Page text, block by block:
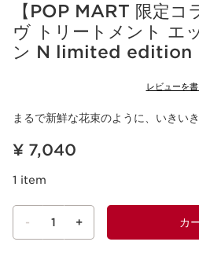
【POP MART 限定コ
ヴ トリートメント エ
ン N limited edition
レビューを書
まるで新鮮な花束のように、いきい
現在表示中の製品の価格 ¥ 7,040
¥ 7,040
1 item
- 1 + カ